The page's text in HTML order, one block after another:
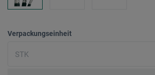
Verpackungseinheit